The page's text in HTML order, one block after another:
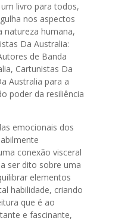
livro para todos,
nos aspectos
natureza humana,
Da Australia:
de Banda
Cartunistas Da
Australia para a
poder da resiliência
emocionais dos
conexão visceral
ser dito sobre uma
elementos
habilidade, criando
que é ao
e fascinante,